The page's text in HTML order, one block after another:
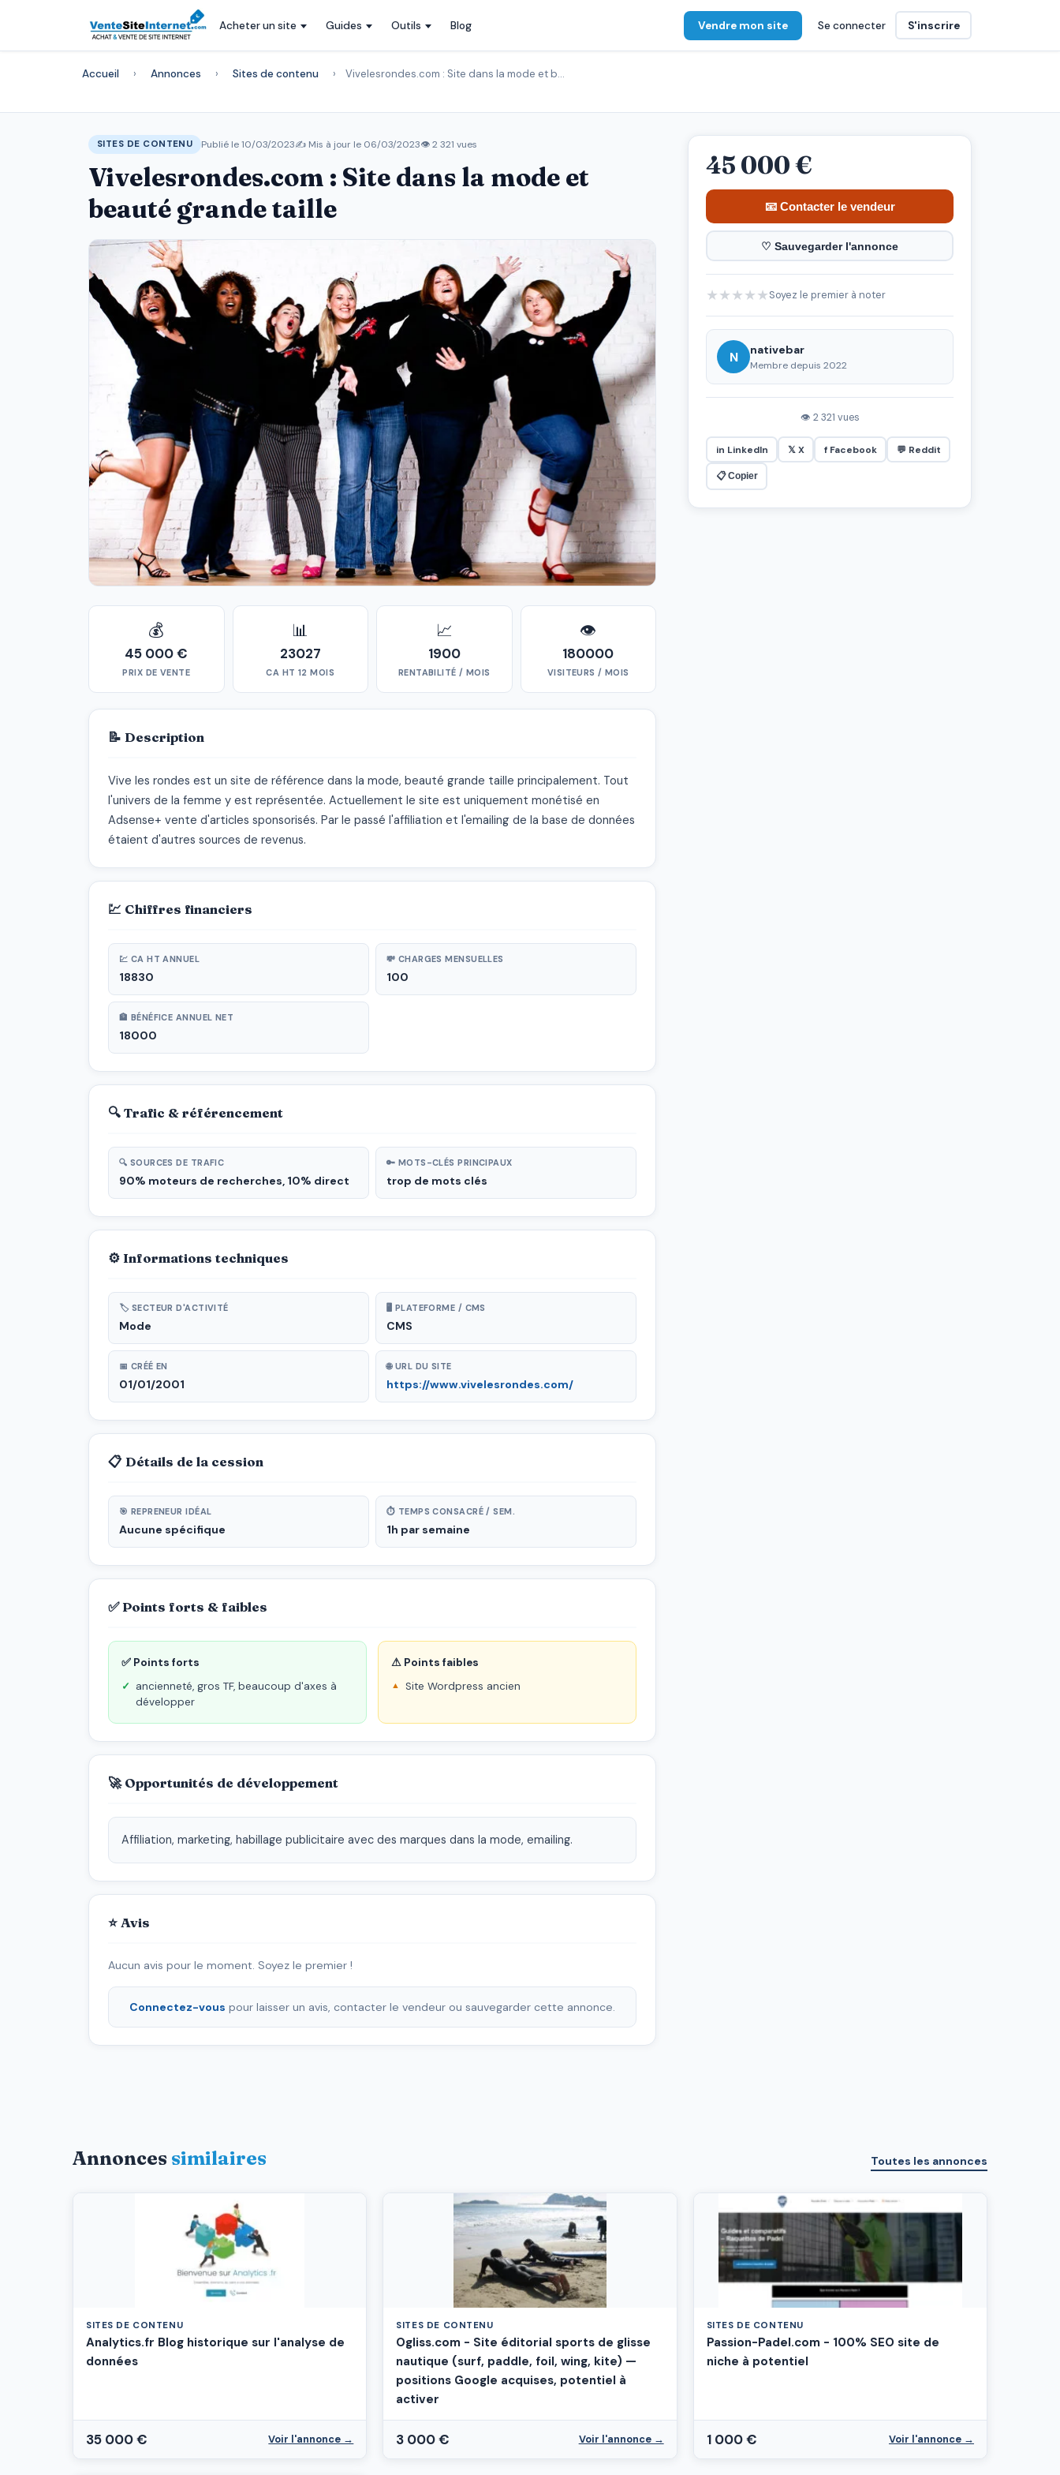
Acheter un site Guides Outils Blog Vendre mon site Se connecter S'inscrire
Accueil › Annonces › Sites de contenu › Vivelesrondes.com : Site dans la mode et b…
SITES DE CONTENU Publié le 10/03/2023✍️ Mis à jour le 06/03/2023👁 2 321 vues
Vivelesrondes.com : Site dans la mode et
beauté grande taille
💰
45 000 €
PRIX DE VENTE
📊
23027
CA HT 12 MOIS
📈
1900
RENTABILITÉ / MOIS
👁
180000
VISITEURS / MOIS
📝 Description
Vive les rondes est un site de référence dans la mode, beauté grande taille principalement. Tout
l'univers de la femme y est représentée. Actuellement le site est uniquement monétisé en
Adsense+ vente d'articles sponsorisés. Par le passé l'affiliation et l'emailing de la base de données
étaient d'autres sources de revenus.
💹 Chiffres financiers
💹 CA HT ANNUEL
18830
💸 CHARGES MENSUELLES
100
🏦 BÉNÉFICE ANNUEL NET
18000
🔍 Trafic & référencement
🔍 SOURCES DE TRAFIC
90% moteurs de recherches, 10% direct
🔑 MOTS-CLÉS PRINCIPAUX
trop de mots clés
⚙ Informations techniques
🏷 SECTEUR D'ACTIVITÉ
Mode
🖥 PLATEFORME / CMS
CMS
📅 CRÉÉ EN
01/01/2001
🌐 URL DU SITE
https://www.vivelesrondes.com/
📋 Détails de la cession
🎯 REPRENEUR IDÉAL
Aucune spécifique
⏱ TEMPS CONSACRÉ / SEM.
1h par semaine
✅ Points forts & faibles
✅ Points forts
ancienneté, gros TF, beaucoup d'axes à
développer
⚠ Points faibles
Site Wordpress ancien
🚀 Opportunités de développement
Affiliation, marketing, habillage publicitaire avec des marques dans la mode, emailing.
⭐ Avis
Aucun avis pour le moment. Soyez le premier !
Connectez-vous pour laisser un avis, contacter le vendeur ou sauvegarder cette annonce.
45 000 €
📧 Contacter le vendeur
♡ Sauvegarder l'annonce
★★★★★Soyez le premier à noter
N nativebar
Membre depuis 2022
👁 2 321 vues
in LinkedIn 𝕏 X f Facebook 💬 Reddit
📋 Copier
Annonces similaires Toutes les annonces
SITES DE CONTENU
Analytics.fr Blog historique sur l'analyse de
données
35 000 € Voir l'annonce →
SITES DE CONTENU
Ogliss.com - Site éditorial sports de glisse
nautique (surf, paddle, foil, wing, kite) —
positions Google acquises, potentiel à
activer
3 000 € Voir l'annonce →
SITES DE CONTENU
Passion-Padel.com - 100% SEO site de
niche à potentiel
1 000 € Voir l'annonce →